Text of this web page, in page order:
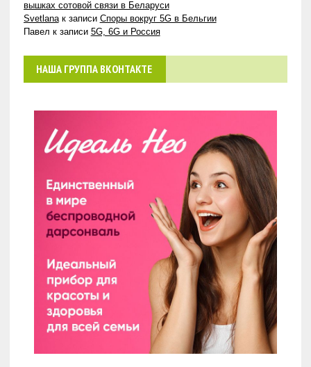
вышках сотовой связи в Беларуси
Svetlanaк записи Споры вокруг 5G в Бельгии
Павел к записи 5G, 6G и Россия
НАША ГРУППА ВКОНТАКТЕ